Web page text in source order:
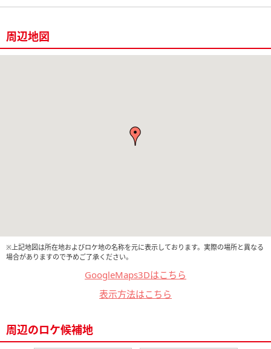
周辺地図
※上記地図は所在地およびロケ地の名称を元に表示しております。実際の場所と異なる
場合がありますので予めご了承ください。
GoogleMaps3Dはこちら
表示方法はこちら
周辺のロケ候補地